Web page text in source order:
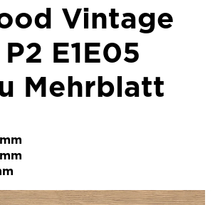
Vintage
E1E05
Mehrblatt